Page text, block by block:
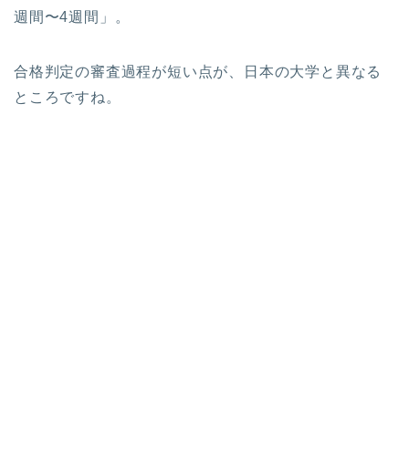
週間〜4週間」。
合格判定の審査過程が短い点が、日本の大学と異なる
ところですね。